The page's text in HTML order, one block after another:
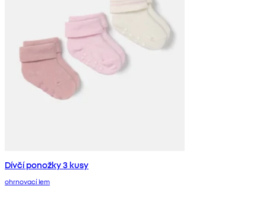
Dívčí ponožky 3 kusy
ohrnovací lem